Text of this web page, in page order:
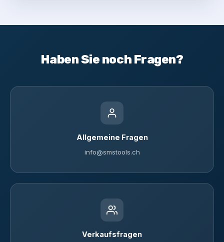
Haben Sie noch Fragen?
Allgemeine Fragen
info@smstools.ch
Verkaufsfragen